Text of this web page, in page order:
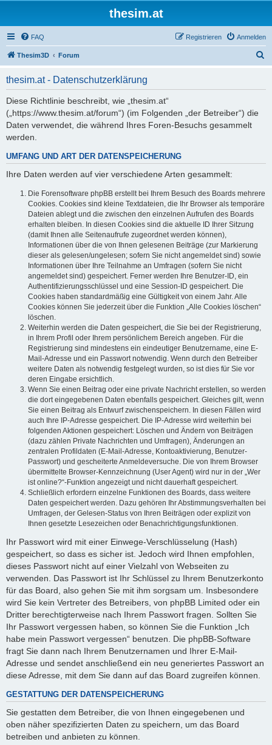
thesim.at
FAQ Anmelden
Registrieren
Thesim3D Forum
thesim.at - Datenschutzerklärung
Diese Richtlinie beschreibt, wie „thesim.at“
(„https://www.thesim.at/forum“) (im Folgenden „der Betreiber“) die
Daten verwendet, die während Ihres Foren-Besuchs gesammelt
werden.
UMFANG UND ART DER DATENSPEICHERUNG
Ihre Daten werden auf vier verschiedene Arten gesammelt:
Die Forensoftware phpBB erstellt bei Ihrem Besuch des Boards mehrere
Cookies. Cookies sind kleine Textdateien, die Ihr Browser als temporäre
Dateien ablegt und die zwischen den einzelnen Aufrufen des Boards
erhalten bleiben. In diesen Cookies sind die aktuelle ID Ihrer Sitzung
(damit Ihnen alle Seitenaufrufe zugeordnet werden können),
Informationen über die von Ihnen gelesenen Beiträge (zur Markierung
dieser als gelesen/ungelesen; sofern Sie nicht angemeldet sind) sowie
Informationen über Ihre Teilnahme an Umfragen (sofern Sie nicht
angemeldet sind) gespeichert. Ferner werden Ihre Benutzer-ID, ein
Authentifizierungsschlüssel und eine Session-ID gespeichert. Die
Cookies haben standardmäßig eine Gültigkeit von einem Jahr. Alle
Cookies können Sie jederzeit über die Funktion „Alle Cookies löschen“
löschen.
Weiterhin werden die Daten gespeichert, die Sie bei der Registrierung,
in Ihrem Profil oder Ihrem persönlichem Bereich angeben. Für die
Registrierung sind mindestens ein eindeutiger Benutzername, eine E-
Mail-Adresse und ein Passwort notwendig. Wenn durch den Betreiber
weitere Daten als notwendig festgelegt wurden, so ist dies für Sie vor
deren Eingabe ersichtlich.
Wenn Sie einen Beitrag oder eine private Nachricht erstellen, so werden
die dort eingegebenen Daten ebenfalls gespeichert. Gleiches gilt, wenn
Sie einen Beitrag als Entwurf zwischenspeichern. In diesen Fällen wird
auch Ihre IP-Adresse gespeichert. Die IP-Adresse wird weiterhin bei
folgenden Aktionen gespeichert: Löschen und Ändern von Beiträgen
(dazu zählen Private Nachrichten und Umfragen), Änderungen an
zentralen Profildaten (E-Mail-Adresse, Kontoaktivierung, Benutzer-
Passwort) und gescheiterte Anmeldeversuche. Die von Ihrem Browser
übermittelte Browser-Kennzeichnung (User Agent) wird nur in der „Wer
ist online?“-Funktion angezeigt und nicht dauerhaft gespeichert.
Schließlich erfordern einzelne Funktionen des Boards, dass weitere
Daten gespeichert werden. Dazu gehören Ihr Abstimmungsverhalten bei
Umfragen, der Gelesen-Status von Ihren Beiträgen oder explizit von
Ihnen gesetzte Lesezeichen oder Benachrichtigungsfunktionen.
Ihr Passwort wird mit einer Einwege-Verschlüsselung (Hash)
gespeichert, so dass es sicher ist. Jedoch wird Ihnen empfohlen,
dieses Passwort nicht auf einer Vielzahl von Webseiten zu
verwenden. Das Passwort ist Ihr Schlüssel zu Ihrem Benutzerkonto
für das Board, also gehen Sie mit ihm sorgsam um. Insbesondere
wird Sie kein Vertreter des Betreibers, von phpBB Limited oder ein
Dritter berechtigterweise nach Ihrem Passwort fragen. Sollten Sie
Ihr Passwort vergessen haben, so können Sie die Funktion „Ich
habe mein Passwort vergessen“ benutzen. Die phpBB-Software
fragt Sie dann nach Ihrem Benutzernamen und Ihrer E-Mail-
Adresse und sendet anschließend ein neu generiertes Passwort an
diese Adresse, mit dem Sie dann auf das Board zugreifen können.
GESTATTUNG DER DATENSPEICHERUNG
Sie gestatten dem Betreiber, die von Ihnen eingegebenen und
oben näher spezifizierten Daten zu speichern, um das Board
betreiben und anbieten zu können.